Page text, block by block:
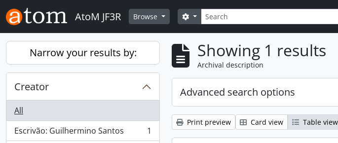
Skip to main content
AtoM JF3R Browse Search
Search options
Narrow your results by:
Creator
All
Escrivão: Guilhermino Santos
, 1 results
1
Showing 1 results
Archival description
Advanced search options
Print preview Card view Table view